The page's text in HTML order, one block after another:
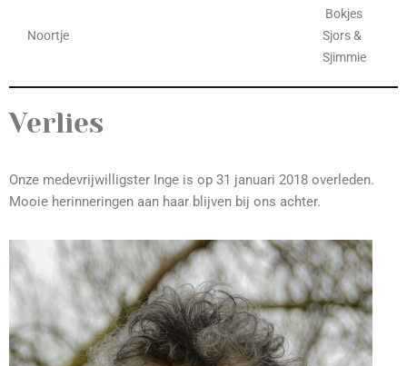
Noortje
Bokjes
Sjors &
Sjimmie
Verlies
Onze medevrijwilligster Inge is op 31 januari 2018 overleden.
Mooie herinneringen aan haar blijven bij ons achter.